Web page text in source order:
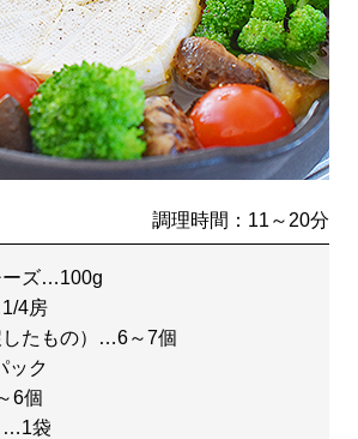
調理時間：11～20分
ーズ…100g
4房
たもの）…6～7個
ック
6個
…1袋